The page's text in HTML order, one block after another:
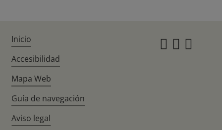
Inicio
Accesibilidad
Mapa Web
Guía de navegación
Aviso legal